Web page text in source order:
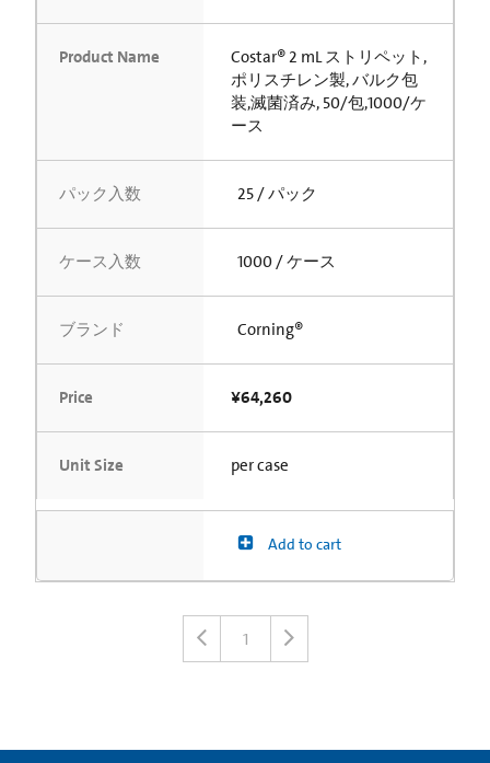
Product Name
Costar® 2 mL ストリペット,
ポリスチレン製, バルク包
装,滅菌済み, 50/包,1000/ケ
ース
パック入数 25 / パック
ケース入数 1000 / ケース
ブランド Corning®
Price ¥64,260
Unit Size per case
Add to cart
1